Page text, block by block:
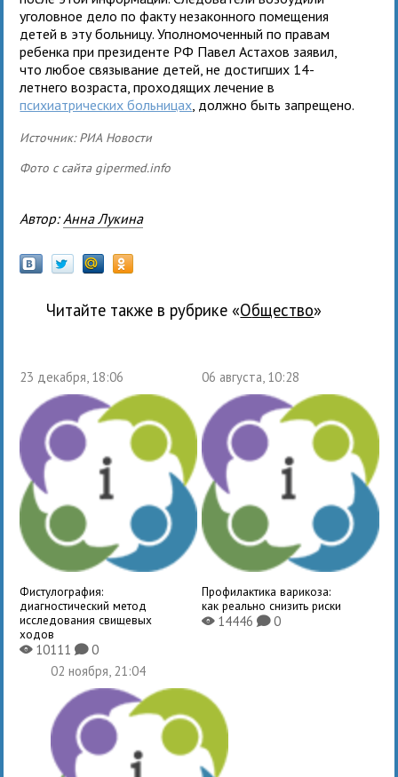
уголовное дело по факту незаконного помещения
детей в эту больницу. Уполномоченный по правам
ребенка при президенте РФ Павел Астахов заявил,
что любое связывание детей, не достигших 14-
летнего возраста, проходящих лечение в
психиатрических больницах , должно быть запрещено.
Источник: РИА Новости
Фото с сайта gipermed.info
Автор: Анна Лукина
Читайте также в рубрике « общество»
23 декабря, 18:06
Фистулография:
диагностический метод
исследования свищевых
ходов
X10111K0
06 августа, 10:28
Профилактика варикоза:
как реально снизить риски
X14446 K0
02 ноября, 21:04